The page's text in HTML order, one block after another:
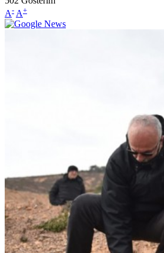
A- A+